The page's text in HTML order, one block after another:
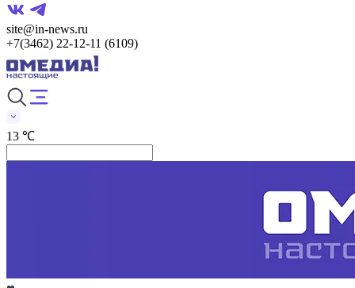
site@in-news.ru
+7(3462) 22-12-11 (6109)
13 ℃